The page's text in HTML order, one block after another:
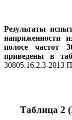
Результаты
напряженности
полосе частот
приведены в
30805.16.2.3-2013
Таблица 2